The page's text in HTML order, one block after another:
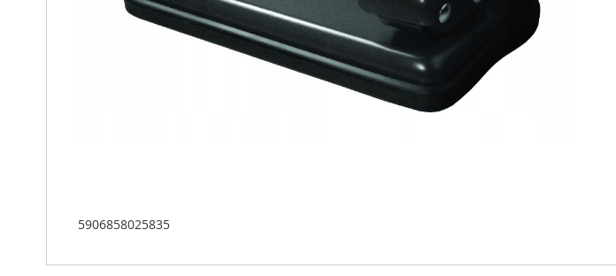
5906858025835